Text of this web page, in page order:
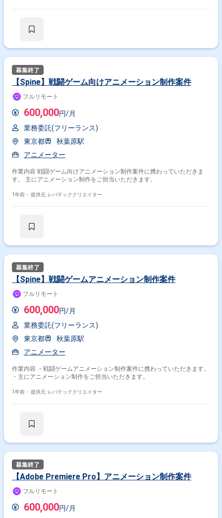
【Spine】戦闘ゲーム向けアニメーション制作案件
フルリモート
600,000円/月
業務委託(フリーランス)
東京都
秋葉原駅
アニメーター
作業内容 戦闘ゲーム向けアニメーション制作案件に携わっていただきま
す。 主にアニメーション制作をご担当いただきます。
1年前・ 提供元: レバテッククリエイター
【Spine】戦闘ゲームアニメーション制作案件
フルリモート
600,000円/月
業務委託(フリーランス)
東京都
秋葉原駅
アニメーター
作業内容 ・戦闘ゲームアニメーション制作案件に携わっていただきます。
・主にアニメーション制作をご担当いただきます。
1年前・ 提供元: レバテッククリエイター
【Adobe Premiere Pro】アニメーション制作案件
フルリモート
600,000円/月